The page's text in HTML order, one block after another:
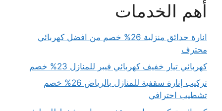
أهم الخدمات
انارة حدائق منزلية 26% خصم من افضل كهربائي
محترف
كهربائي تيار خفيف كهربائي فيبر للمنازل 23% خصم
تركيب إنارة سقفية للمنازل بالرياض 26% خصم
تشطيب احترافي